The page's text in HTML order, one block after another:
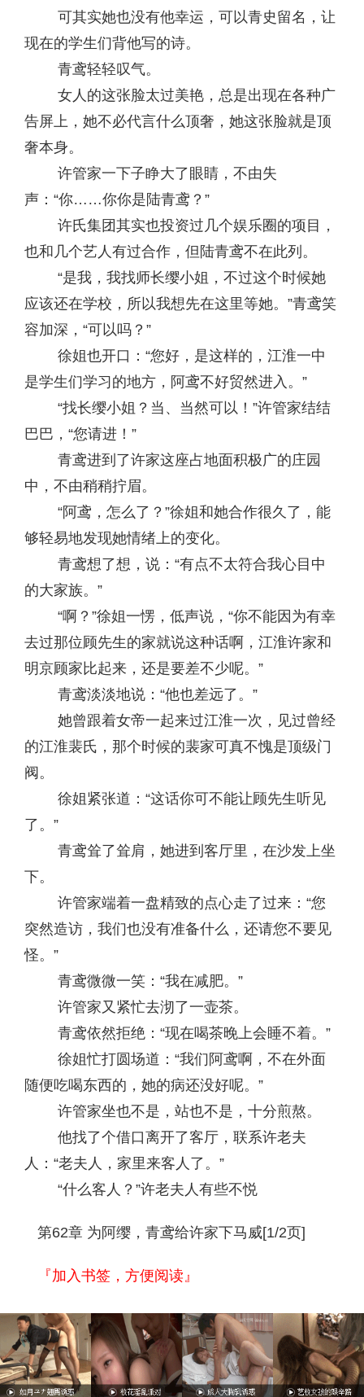
可其实她也没有他幸运，可以青史留名，让
现在的学生们背他写的诗。
青鸢轻轻叹气。
女人的这张脸太过美艳，总是出现在各种广
告屏上，她不必代言什么顶奢，她这张脸就是顶
奢本身。
许管家一下子睁大了眼睛，不由失
声：“你……你你是陆青鸢？”
许氏集团其实也投资过几个娱乐圈的项目，
也和几个艺人有过合作，但陆青鸢不在此列。
“是我，我找师长缨小姐，不过这个时候她
应该还在学校，所以我想先在这里等她。”青鸢笑
容加深，“可以吗？”
徐姐也开口：“您好，是这样的，江淮一中
是学生们学习的地方，阿鸢不好贸然进入。”
“找长缨小姐？当、当然可以！”许管家结结
巴巴，“您请进！”
青鸢进到了许家这座占地面积极广的庄园
中，不由稍稍拧眉。
“阿鸢，怎么了？”徐姐和她合作很久了，能
够轻易地发现她情绪上的变化。
青鸢想了想，说：“有点不太符合我心目中
的大家族。”
“啊？”徐姐一愣，低声说，“你不能因为有幸
去过那位顾先生的家就说这种话啊，江淮许家和
明京顾家比起来，还是要差不少呢。”
青鸢淡淡地说：“他也差远了。”
她曾跟着女帝一起来过江淮一次，见过曾经
的江淮裴氏，那个时候的裴家可真不愧是顶级门
阀。
徐姐紧张道：“这话你可不能让顾先生听见
了。”
青鸢耸了耸肩，她进到客厅里，在沙发上坐
下。
许管家端着一盘精致的点心走了过来：“您
突然造访，我们也没有准备什么，还请您不要见
怪。”
青鸢微微一笑：“我在减肥。”
许管家又紧忙去沏了一壶茶。
青鸢依然拒绝：“现在喝茶晚上会睡不着。”
徐姐忙打圆场道：“我们阿鸢啊，不在外面
随便吃喝东西的，她的病还没好呢。”
许管家坐也不是，站也不是，十分煎熬。
他找了个借口离开了客厅，联系许老夫
人：“老夫人，家里来客人了。”
“什么客人？”许老夫人有些不悦
第62章 为阿缨，青鸢给许家下马威[1/2页]
『加入书签，方便阅读』